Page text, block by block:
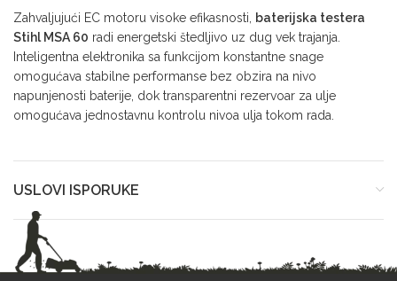
Zahvaljujući EC motoru visoke efikasnosti,
baterijska testera
Stihl MSA 60 radi energetski štedljivo uz dug vek trajanja.
Inteligentna elektronika sa funkcijom konstantne snage
omogućava stabilne performanse bez obzira na nivo
napunjenosti baterije, dok transparentni rezervoar za ulje
omogućava jednostavnu kontrolu nivoa ulja tokom rada.
USLOVI ISPORUKE